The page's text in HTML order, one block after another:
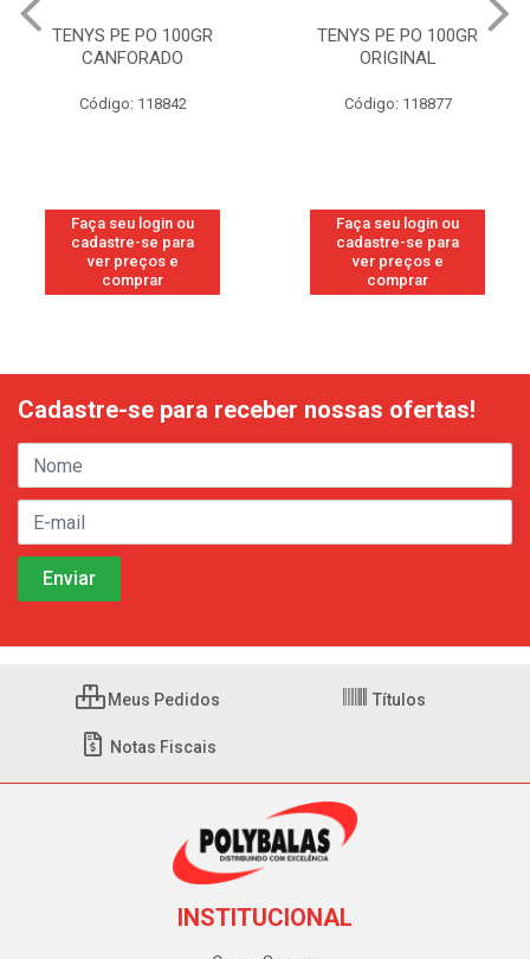
TENYS PE PO 100GR
CANFORADO
Código: 118842
Faça seu login ou
cadastre-se para
ver preços e
comprar
TENYS PE PO 100GR
ORIGINAL
Código: 118877
Faça seu login ou
cadastre-se para
ver preços e
comprar
Cadastre-se para receber nossas ofertas!
Meus Pedidos Títulos
Notas Fiscais
INSTITUCIONAL